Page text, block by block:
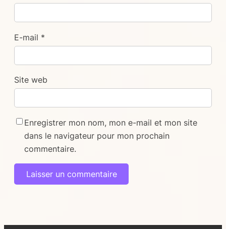
E-mail *
Site web
Enregistrer mon nom, mon e-mail et mon site
dans le navigateur pour mon prochain
commentaire.